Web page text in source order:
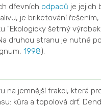
dřevních odpadů je jejich
je briketování
"Ekologicky šetrný
druhou stranu je nutné
1998).
na jemnější frakci, která
kůra a topolová drť.